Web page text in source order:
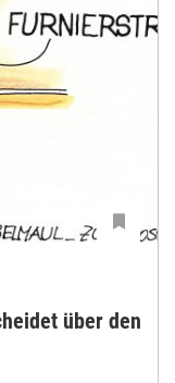
über den